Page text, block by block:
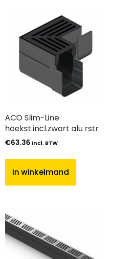
ACO Slim-Line
hoekst.incl.zwart alu rstr
€63.36 incl. BTW
In winkelmand